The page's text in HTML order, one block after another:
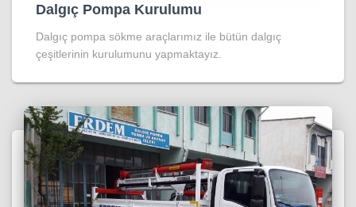
Dalgıç Pompa Kurulumu
Dalgıç pompa sökme araçlarımız ile bütün dalgıç
çeşitlerinin kurulumunu yapmaktayız.